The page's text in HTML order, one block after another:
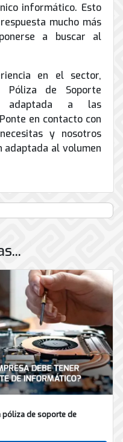
informático. Esto
mucho más
a buscar al
en el sector,
Póliza de Soporte
adaptada a las
en contacto con
y nosotros
adaptada al volumen
póliza de soporte de